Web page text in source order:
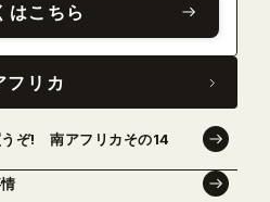
はこちら
フリカ
うぞ! 南アフリカその14